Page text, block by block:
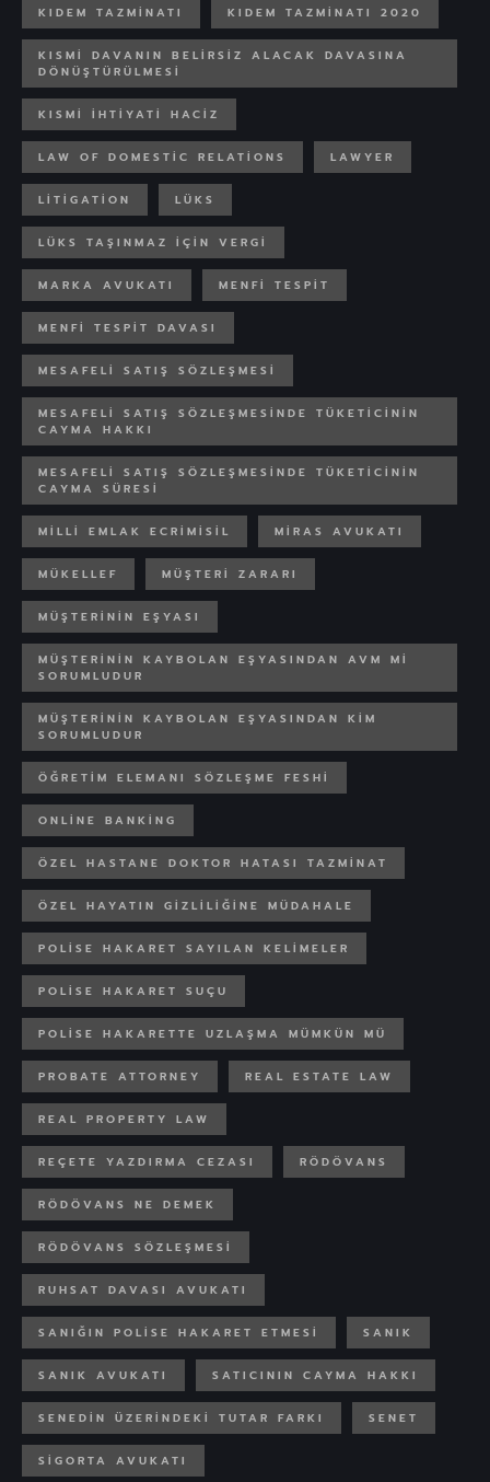
KIDEM TAZMINATI KIDEM TAZMINATI 2020
KISMI DAVANIN BELIRSIZ ALACAK DAVASINA
DÖNÜŞTÜRÜLMESI
KISMI IHTIYATI HACIZ
LAW OF DOMESTIC RELATIONS LAWYER
LITIGATION LÜKS
LÜKS TAŞINMAZ IÇIN VERGI
MARKA AVUKATI MENFI TESPIT
MENFI TESPIT DAVASI
MESAFELI SATIŞ SÖZLEŞMESI
MESAFELI SATIŞ SÖZLEŞMESINDE TÜKETICININ
CAYMA HAKKI
MESAFELI SATIŞ SÖZLEŞMESINDE TÜKETICININ
CAYMA SÜRESI
MILLI EMLAK ECRIMISIL MIRAS AVUKATI
MÜKELLEF MÜŞTERI ZARARI
MÜŞTERININ EŞYASI
MÜŞTERININ KAYBOLAN EŞYASINDAN AVM MI
SORUMLUDUR
MÜŞTERININ KAYBOLAN EŞYASINDAN KIM
SORUMLUDUR
ÖĞRETIM ELEMANI SÖZLEŞME FESHI
ONLINE BANKING
ÖZEL HASTANE DOKTOR HATASI TAZMINAT
ÖZEL HAYATIN GIZLILIĞINE MÜDAHALE
POLISE HAKARET SAYILAN KELIMELER
POLISE HAKARET SUÇU
POLISE HAKARETTE UZLAŞMA MÜMKÜN MÜ
PROBATE ATTORNEY REAL ESTATE LAW
REAL PROPERTY LAW
REÇETE YAZDIRMA CEZASI RÖDÖVANS
RÖDÖVANS NE DEMEK
RÖDÖVANS SÖZLEŞMESI
RUHSAT DAVASI AVUKATI
SANIĞIN POLISE HAKARET ETMESI SANIK
SANIK AVUKATI SATICININ CAYMA HAKKI
SENEDIN ÜZERINDEKI TUTAR FARKI SENET
SIGORTA AVUKATI